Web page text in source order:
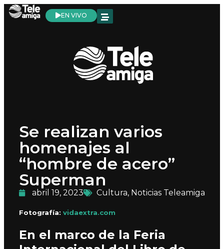
EN VIVO
Se realizan varios
homenajes al
“hombre de acero”
Superman
abril 19, 2023 Cultura, Noticias Teleamiga
Fotografía: vidaextra.com
En el marco de la Feria